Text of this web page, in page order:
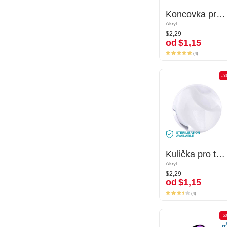
Koncovka pro tyčinky se závitem (akryl, různé barvy)
Akryl
$2,29
od$1,15
Koncovka pro tyčinky se závitem (akryl, různé barvy)
Akryl
$2,29
od $1,15
(4)
-50%
Kulička pro tyčinky se závitem (akryl, různé barvy)
Akryl
$2,29
od$1,15
-
Kulička pro tyčinky se závitem (akryl, různé barvy)
Akryl
$2,29
od $1,15
(4)
-50%
-